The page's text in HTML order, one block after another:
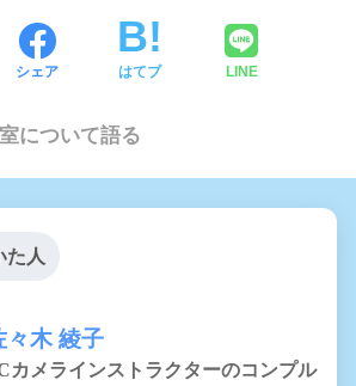
シェア はてブ LINE
について語る
た人
々木 綾子
カメラインストラクターのコンプル